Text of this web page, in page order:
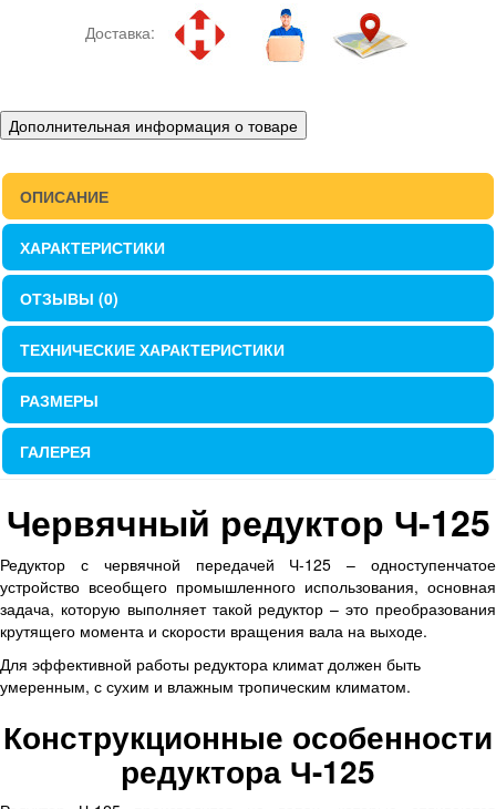
Доставка:
Дополнительная информация о товаре
ОПИСАНИЕ
ХАРАКТЕРИСТИКИ
ОТЗЫВЫ (0)
ТЕХНИЧЕСКИЕ ХАРАКТЕРИСТИКИ
РАЗМЕРЫ
ГАЛЕРЕЯ
Червячный редуктор Ч-125
Редуктор с червячной передачей Ч-125 – одноступенчатое
устройство всеобщего промышленного использования, основная
задача, которую выполняет такой редуктор – это преобразования
крутящего момента и скорости вращения вала на выходе.
Для эффективной работы редуктора климат должен быть
умеренным, с сухим и влажным тропическим климатом.
Конструкционные особенности
редуктора Ч-125